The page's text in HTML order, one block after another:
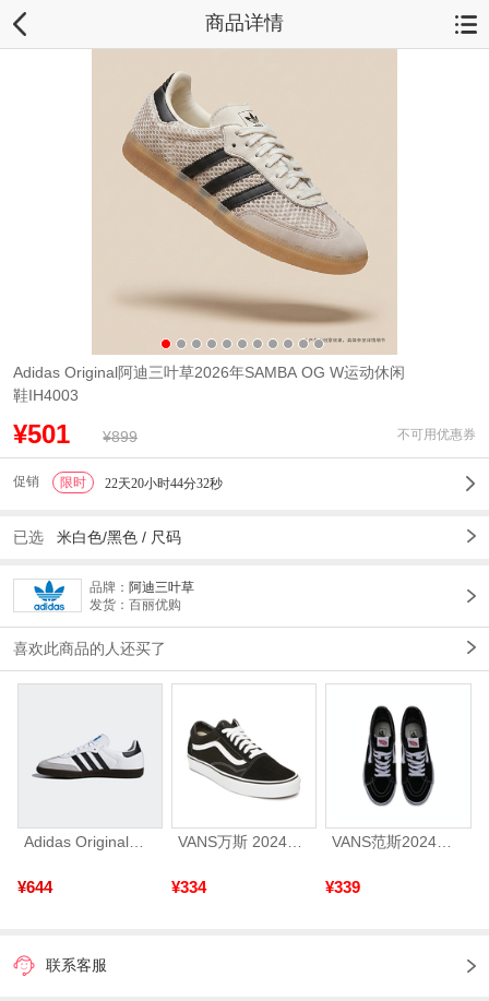
商品详情
Adidas Original阿迪三叶草2026年SAMBA OG W运动休闲
鞋IH4003
¥501 ¥899 不可用优惠券
促销 限时 22天20小时44分31秒
已选 米白色/黑色 / 尺码
品牌： 阿迪三叶草
发货：百丽优购
喜欢此商品的人还买了
Adidas Original阿迪三叶草2026年SAMBA OG运动休闲鞋B75806
¥644
VANS万斯 2024年新款中性OldSkool帆布鞋/硫化鞋VN000D3HY28（延续款）
¥334
VANS范斯2024中性SK8-HiCL帆布鞋/硫化鞋VN000D5IB8C
¥339
联系客服